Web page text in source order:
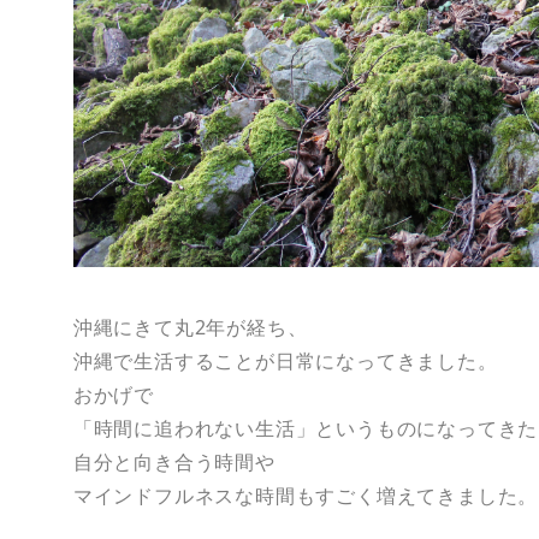
沖縄にきて丸2年が経ち、
沖縄で生活することが日常になってきました。
おかげで
「時間に追われない生活」というものになってき
自分と向き合う時間や
マインドフルネスな時間もすごく増えてきました。